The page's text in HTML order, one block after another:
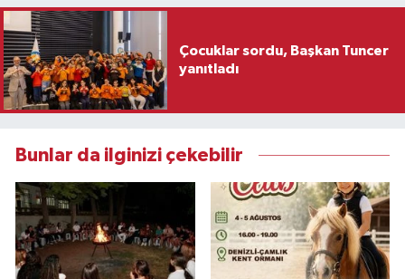
Çocuklar sordu, Başkan Tuncer
yanıtladı
Bunlar da ilginizi çekebilir